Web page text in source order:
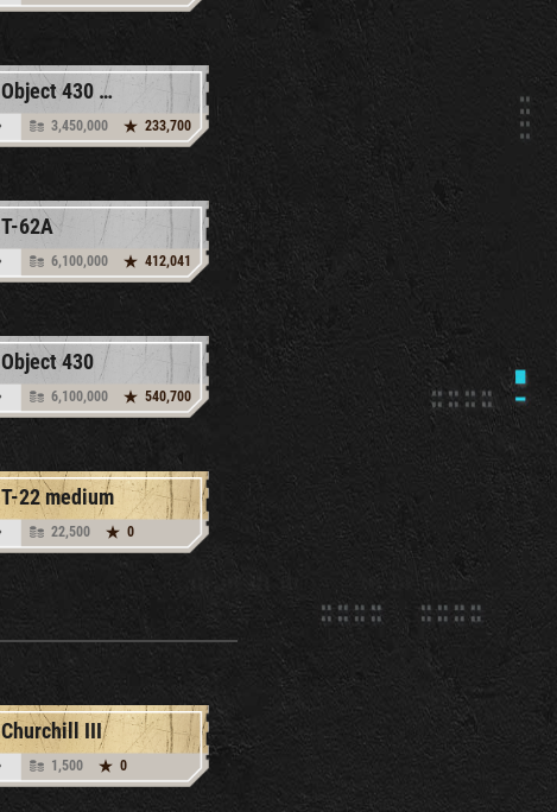
Object 430 Version II
3,450,000 233,700
T-62A
6,100,000 412,041
Object 430
6,100,000 540,700
T-22 medium
22,500 0
Churchill III
1,500 0